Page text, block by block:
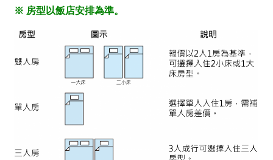
※ 房型以飯店安排為準。